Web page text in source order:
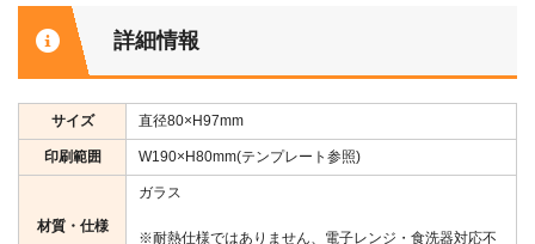
詳細情報
サイズ 直径80×H97mm
印刷範囲 W190×H80mm(テンプレート参照)
材質・仕様
ガラス
※耐熱仕様ではありません、電子レンジ・食洗器対応不